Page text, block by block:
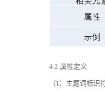
4.2 属性定义
（1）主题词标识